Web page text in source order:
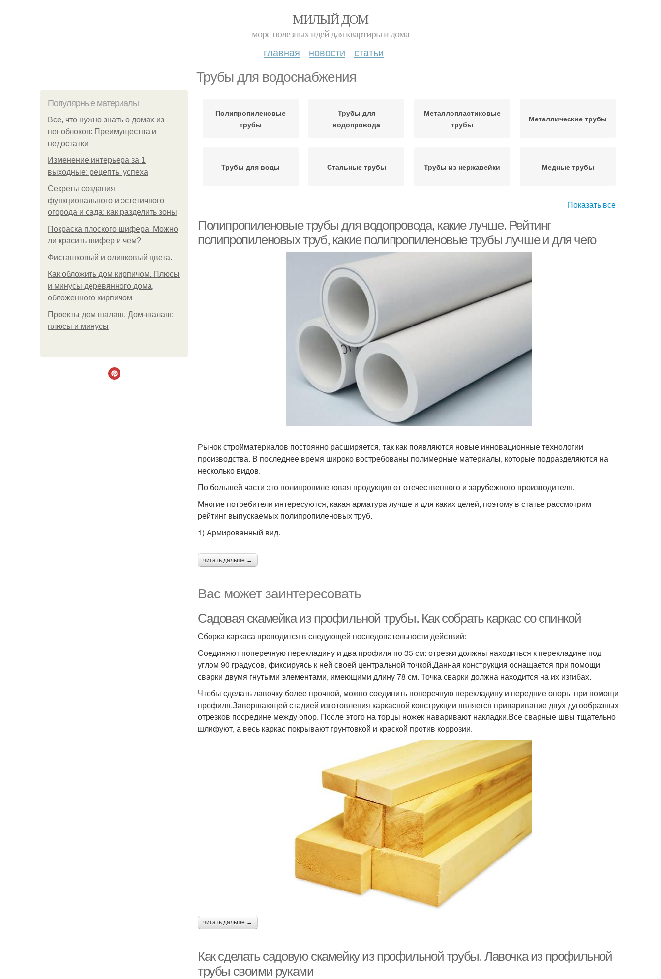
МИЛЫЙ ДОМ
море полезных идей для квартиры и дома
главная новости статьи
Трубы для водоснабжения
Популярные материалы
Все, что нужно знать о домах из
пеноблоков: Преимущества и
недостатки
Изменение интерьера за 1
выходные: рецепты успеха
Секреты создания
функционального и эстетичного
огорода и сада: как разделить зоны
Покраска плоского шифера. Можно
ли красить шифер и чем?
Фисташковый и оливковый цвета.
Как обложить дом кирпичом. Плюсы
и минусы деревянного дома,
обложенного кирпичом
Проекты дом шалаш. Дом-шалаш:
плюсы и минусы
Полипропиленовые
трубы
Трубы для
водопровода
Металлопластиковые
трубы
Металлические трубы
Трубы для воды Стальные трубы Трубы из нержавейки Медные трубы
полипропилена
Показать все
Полипропиленовые трубы для водопровода, какие лучше. Рейтинг
полипропиленовых труб, какие полипропиленовые трубы лучше и для чего
Рынок стройматериалов постоянно расширяется, так как появляются новые инновационные технологии
производства. В последнее время широко востребованы полимерные материалы, которые подразделяются на
несколько видов.
По большей части это полипропиленовая продукция от отечественного и зарубежного производителя.
Многие потребители интересуются, какая арматура лучше и для каких целей, поэтому в статье рассмотрим
рейтинг выпускаемых полипропиленовых труб.
1) Армированный вид.
читать дальше →
Вас может заинтересовать
Садовая скамейка из профильной трубы. Как собрать каркас со спинкой
Сборка каркаса проводится в следующей последовательности действий:
Соединяют поперечную перекладину и два профиля по 35 см: отрезки должны находиться к перекладине под
углом 90 градусов, фиксируясь к ней своей центральной точкой.Данная конструкция оснащается при помощи
сварки двумя гнутыми элементами, имеющими длину 78 см. Точка сварки должна находится на их изгибах.
Чтобы сделать лавочку более прочной, можно соединить поперечную перекладину и передние опоры при помощи
профиля.Завершающей стадией изготовления каркасной конструкции является приваривание двух дугообразных
отрезков посредине между опор. После этого на торцы ножек наваривают накладки.Все сварные швы тщательно
шлифуют, а весь каркас покрывают грунтовкой и краской против коррозии.
читать дальше →
Как сделать садовую скамейку из профильной трубы. Лавочка из профильной
трубы своими руками